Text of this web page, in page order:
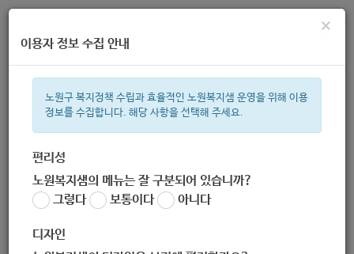
주간 인기검색어
한눈으로 보는 복지 정보
×
이용자 정보 수집 안내
노원구 복지정책 수립과 효율적인 노원복지샘 운영을 위해 이용
정보를 수집합니다. 해당 사항을 선택해 주세요.
편리성
노원복지샘의 메뉴는 잘 구분되어 있습니까?
그렇다
보통이다 아니다
디자인